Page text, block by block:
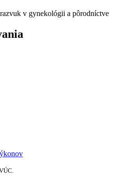
v gynekológii a pôrodníctve